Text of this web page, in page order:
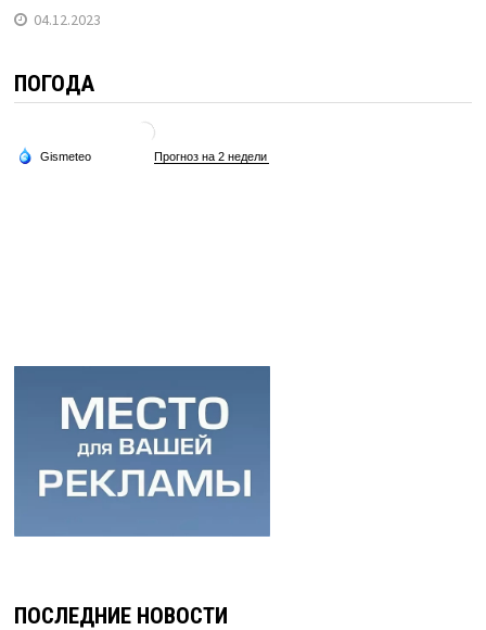
04.12.2023
ПОГОДА
ПОСЛЕДНИЕ НОВОСТИ